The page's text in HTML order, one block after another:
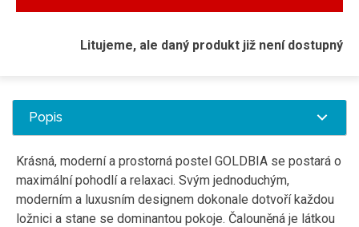
Litujeme, ale daný produkt již není dostupný
Popis
Krásná, moderní a prostorná postel GOLDBIA se postará o
maximální pohodlí a relaxaci. Svým jednoduchým,
moderním a luxusním designem dokonale dotvoří každou
ložnici a stane se dominantou pokoje. Čalouněná je látkou